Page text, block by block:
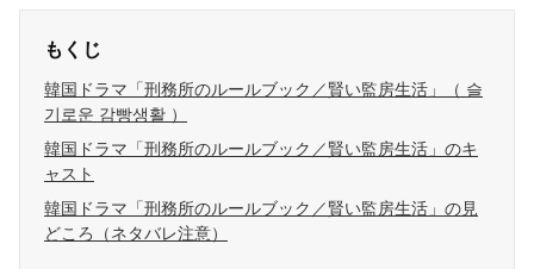
もくじ
韓国ドラマ「刑務所のルールブック／賢い監房生活」（ 슬
기로운 감빵생활 ）
韓国ドラマ「刑務所のルールブック／賢い監房生活」のキ
ャスト
韓国ドラマ「刑務所のルールブック／賢い監房生活」の見
どころ（ネタバレ注意）